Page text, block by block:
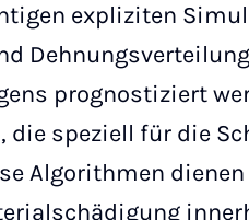
expliziten
prognostiziert
die speziell für die
Algorithmen